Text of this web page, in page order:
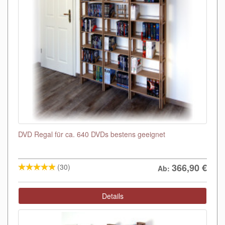
DVD Regal für ca. 640 DVDs bestens geeignet
(30) Ab: 366,90€
Details